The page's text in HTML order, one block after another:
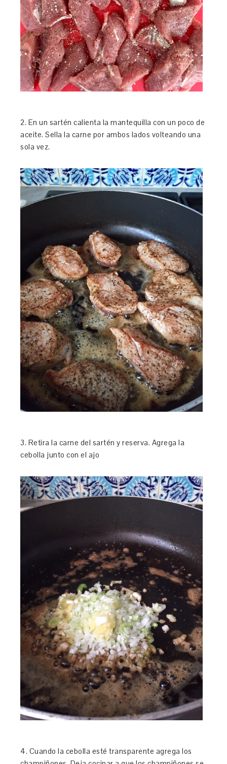
2. En un sartén calienta la mantequilla con un poco de
aceite. Sella la carne por ambos lados volteando una
sola vez.
3. Retira la carne del sartén y reserva. Agrega la
cebolla junto con el ajo
4. Cuando la cebolla esté transparente agrega los